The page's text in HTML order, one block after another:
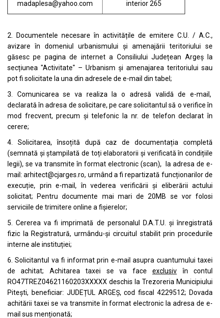
madaplesa@yahoo.com interior 265
2. Documentele necesare în activitățile de emitere C.U. / A.C.,
avizare în domeniul urbanismului și amenajării teritoriului se
găsesc pe pagina de internet a Consiliului Județean Argeș la
secțiunea "Activitate" – Urbanism și amenajarea teritoriului sau
pot fi solicitate la una din adresele de e-mail din tabel;
3. Comunicarea se va realiza la o adresă validă de e-mail,
declarată în adresa de solicitare, pe care solicitantul să o verifice în
mod frecvent, precum și telefonic la nr. de telefon declarat în
cerere;
4. Solicitarea, însoțită după caz de documentația completă
(semnată și ștampilată de toți elaboratorii și verificată în condițiile
legii), se va transmite în format electronic (scan), la adresa de e-
mail:arhitect@cjarges.ro, urmând a fi repartizată funcționarilor de
execuție, prin e-mail, în vederea verificării și eliberării actului
solicitat; Pentru documente mai mari de 20MB se vor folosi
serviciile de trimitere online a fișierelor;
5. Cererea va fi imprimată de personalul D.A.T.U. și înregistrată
fizic la Registratură, urmându-și circuitul stabilit prin procedurile
interne ale instituției;
6. Solicitantul va fi informat prin e-mail asupra cuantumului taxei
de achitat; Achitarea taxei se va faceexclusiv în contul
RO47TREZ04621160203XXXXX deschis la Trezoreria Municipiului
Pitești, beneficiar: JUDEȚUL ARGEȘ, cod fiscal 4229512; Dovada
achitării taxei se va transmite în format electronic la adresa de e-
mail sus menționată;